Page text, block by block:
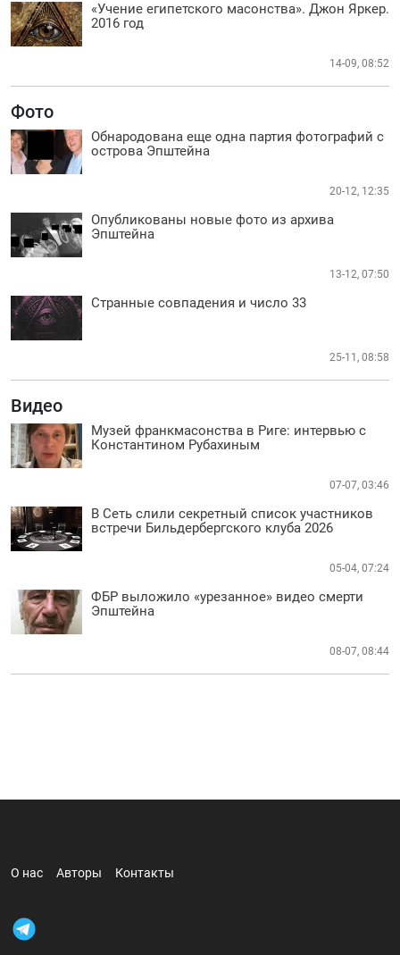
«Учение египетского масонства». Джон Яркер.
2016 год
14-09, 08:52
Фото
Обнародована еще одна партия фотографий с
острова Эпштейна
20-12, 12:35
Опубликованы новые фото из архива
Эпштейна
13-12, 07:50
Странные совпадения и число 33
25-11, 08:58
Видео
Музей франкмасонства в Риге: интервью с
Константином Рубахиным
07-07, 03:46
В Сеть слили секретный список участников
встречи Бильдербергского клуба 2026
05-04, 07:24
ФБР выложило «урезанное» видео смерти
Эпштейна
08-07, 08:44
О нас Авторы Контакты